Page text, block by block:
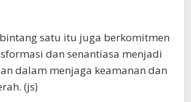
satu itu juga berkomitmen
dan senantiasa menjadi
dalam menjaga keamanan dan
(js)